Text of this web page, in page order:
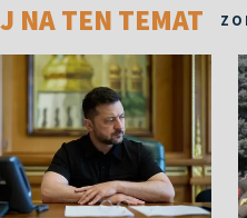
NA TEN TEMAT